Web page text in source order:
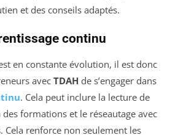
et des conseils adaptés.
continu
en constante évolution, il est donc
avec TDAH de s’engager dans
. Cela peut inclure la lecture de
formations et le réseautage avec
Cela renforce non seulement les